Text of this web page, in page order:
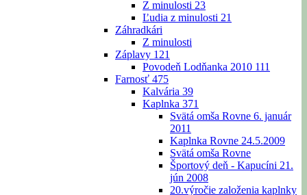
Z minulosti 23
Ľudia z minulosti 21
Záhradkári
Z minulosti
Záplavy 121
Povodeň Lodňanka 2010 111
Farnosť 475
Kalvária 39
Kaplnka 371
Svätá omša Rovne 6. január
2011
Kaplnka Rovne 24.5.2009
Svätá omša Rovne
Športový deň - Kapucíni 21.
jún 2008
20.výročie založenia kaplnky